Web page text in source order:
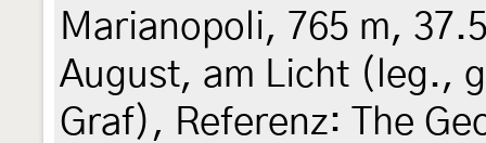
Marianopoli, 765 m,
August, am Licht (leg.,
Graf), Referenz: The